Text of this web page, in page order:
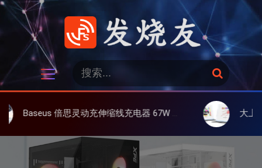
跳
发烧友
：
搜
索
伸缩线充电器 67W 3C，超耐用可伸缩线、氮化镓、3C多设备同时充 大上 Paperlike 13K 彩屏